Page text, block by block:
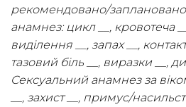
рекомендовано/
анамнез: цикл __, кровотеча
виділення __, запах __,
тазовий біль __, виразки __,
Сексуальний анамнез за
__, захист __, примус/